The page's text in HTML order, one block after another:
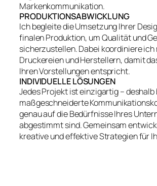
Markenkommunikation.
PRODUKTIONSABWICKLUNG
Ich begleite die Umsetzung Ihrer
finalen Produktion, um Qualität und
sicherzustellen. Dabei koordiniere ich
Druckereien und Herstellern, damit
Ihren Vorstellungen entspricht.
INDIVIDUELLE LÖSUNGEN
Jedes Projekt ist einzigartig –
maßgeschneiderte
genau auf die Bedürfnisse Ihres
abgestimmt sind. Gemeinsam
kreative und effektive Strategien für